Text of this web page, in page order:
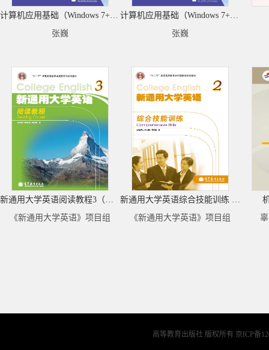
计算机应用基础（Windows 7+Office 2010)(第3版)（含职业模块）
张巍
计算机应用基础（Windows 7+Office 2010)(第3版)（含职业模块）
张巍
新通用大学英语阅读教程3（去捆绑物）
《新通用大学英语》项目组
新通用大学英语综合技能训练 2 ( 去捆绑物）
《新通用大学英语》项目组
高等教育出版社 版权所有 京ICP备